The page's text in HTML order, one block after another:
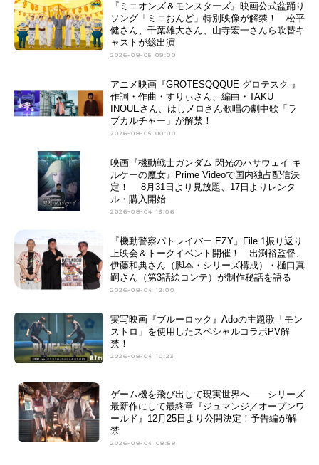
『ミニオンズ＆モンスターズ』映画公式盆踊り
ソング「ミニおんど」特別映像が解禁！ 松平
健さん、千葉雄大さん、山寺宏一さんら吹替キ
ャストが総出演
2026-08-05 09:00
アニメ映画『GROTESQQQUE-グロテスク-』
作詞・作曲・すりぃさん、編曲・TAKU
INOUEさん、はしメロさん歌唱の劇中歌「ラ
ブカルチャー」が解禁！
2026-08-05 00:00
映画『機動戦士ガンダム 閃光のハサウェイ キ
ルケーの魔女』Prime Videoで国内独占配信決
定！ 8月31日より見放題、17日よりレンタ
ル・購入開始
2026-08-04 13:06
『機動警察パトレイバー EZY』File 1振り返り
上映会＆トークイベント開催！ 出渕裕監督、
伊藤和典さん（脚本・シリーズ構成）・樋口真
嗣さん（第3話絵コンテ）が制作秘話を語る
2026-08-04 12:00
実写映画『ブルーロック』Adoの主題歌「モン
ストロ」を使用したスペシャルコラボPV解
禁！
2026-08-04 10:23
ゲーム機を飛び出して現実世界へ——シリーズ
最新作にして最終章『ジュマンジ／オープンワ
ールド』12月25日より公開決定！予告編が解
禁
2026-08-04 08:58